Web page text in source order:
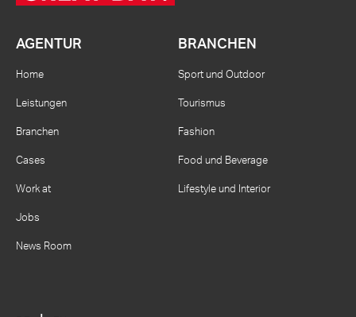
AGENTUR
Home
Leistungen
Branchen
Cases
Work at
Jobs
News Room
BRANCHEN
Sport und Outdoor
Tourismus
Fashion
Food und Beverage
Lifestyle und Interior